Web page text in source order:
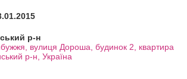
р-н
вулиця Дороша, будинок 2, квартира
р-н, Україна